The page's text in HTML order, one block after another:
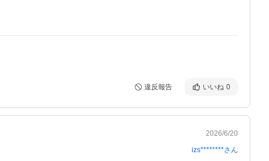
違反報告 いいね 0
2026/6/20
izs********さん